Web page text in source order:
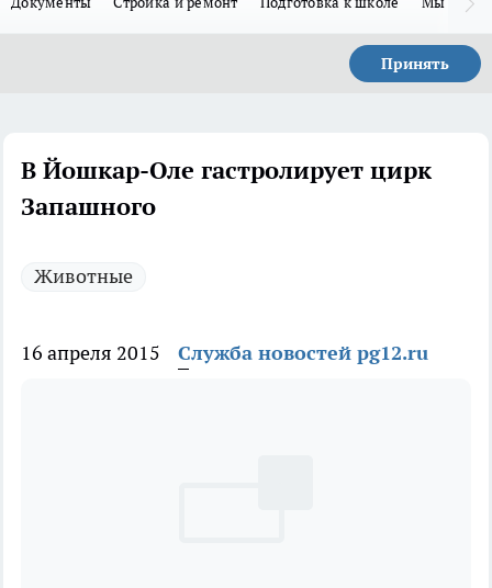
Принять
В Йошкар-Оле гастролирует цирк
Запашного
Животные
16 апреля 2015 Служба новостей pg12.ru